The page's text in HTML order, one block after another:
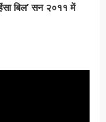
बिल’ सन २०११ में